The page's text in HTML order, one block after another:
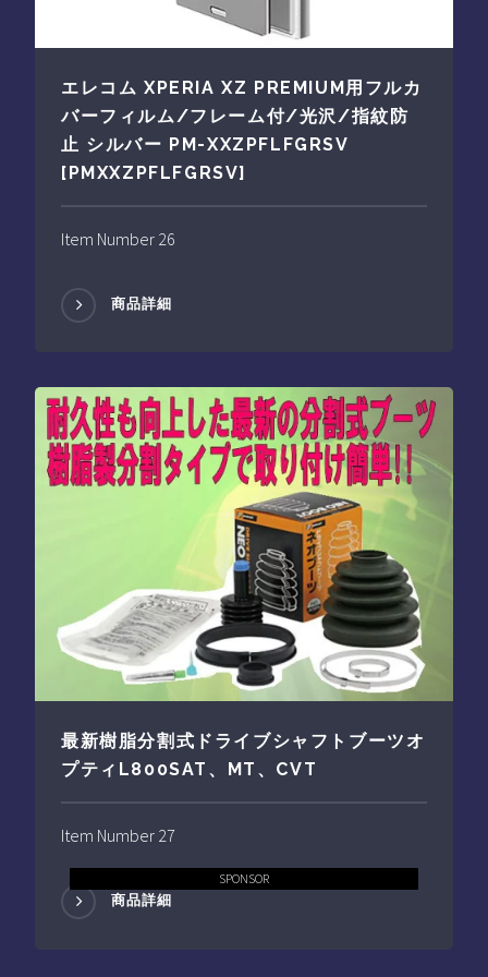
エレコム XPERIA XZ PREMIUM用フルカ
バーフィルム/フレーム付/光沢/指紋防
止 シルバー PM-XXZPFLFGRSV
[PMXXZPFLFGRSV]
Item Number 26
商品詳細
最新樹脂分割式ドライブシャフトブーツオ
プティL800SAT、MT、CVT
Item Number 27
商品詳細
SPONSOR